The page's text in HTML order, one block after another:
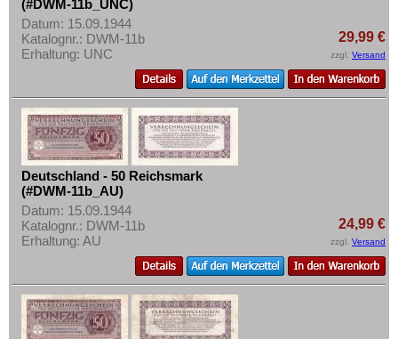
Mehr über...
Zahlungsbedingungen
Privatsphäre und Datenschutz
Widerrufsbelehrung
Liefer- und Versandkosten
AGB
Impressum
(#DWM-11b_UNC)
Datum: 15.09.1944
Katalognr.: DWM-11b
Erhaltung: UNC
29,99 €
zzgl. Versand
Deutschland - 50 Reichsmark
(#DWM-11b_AU)
Datum: 15.09.1944
Katalognr.: DWM-11b
Erhaltung: AU
24,99 €
zzgl. Versand